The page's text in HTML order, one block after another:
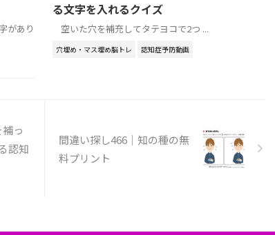
があり
る文字を入れるクイズ
空いた穴を補充してタテヨコで2つ ...
穴埋め・マス埋め脳トレ 認知症予防動画
っ
認知
間違い探し466｜知の種の無
料プリント